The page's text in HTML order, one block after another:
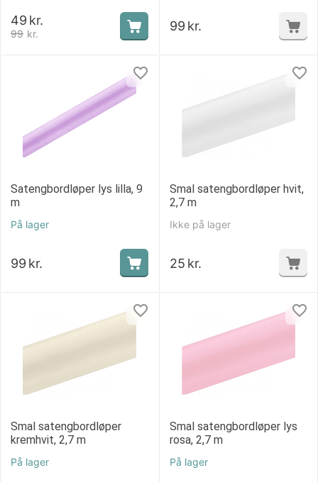
99 kr.
49 kr. 99 kr.
Satengbordløper lys lilla, 9
m
På lager
99 kr.
Smal satengbordløper hvit,
2,7 m
Ikke på lager
25 kr.
Smal satengbordløper
kremhvit, 2,7 m
På lager
Smal satengbordløper lys
rosa, 2,7 m
På lager